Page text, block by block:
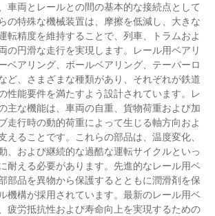
車両とレールとの間の基本的な接続点として
の特殊な機械装置は、摩擦を低減し、大きな
転精度を維持することで、列車、トラムおよ
の円滑な走行を実現します。レール用ベアリ
ベアリング、ボールベアリング、テーパーロ
ど、さまざまな種類があり、それぞれが鉄道
性能要件を満たすよう設計されています。レ
主な機能は、車両の自重、貨物荷重および加
走行時の動的荷重によって生じる軸方向およ
えることです。これらの部品は、温度変化、
、および継続的な過酷な運転サイクルといっ
耐える必要があります。先進的なレール用ベ
部品を異物から保護するとともに潤滑剤を保
機構が採用されています。最新のレール用ベ
疲労抵抗性および寿命向上を実現するための